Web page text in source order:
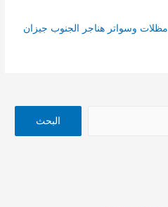
مظلات وسواتر هناجر الجنوب جيزان
البحث